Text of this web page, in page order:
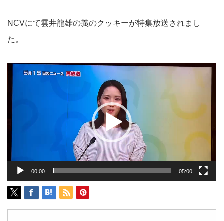
NCVにて雲井龍雄の義のクッキーが特集放送されまし
た。
レ
ー
00:00 05:00